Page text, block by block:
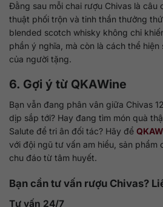
Đằng sau mỗi chai rượu Chivas là câu
thuật phối trộn và tinh thần thưởng
blended scotch whisky không chỉ
phần ý nghĩa, mà còn là cách thể
của người tặng.
6. Gợi ý từ QKAWine
Bạn vẫn đang phân vân giữa Chivas
dịp sắp tới? Hay đang tìm món quà
Salute để tri ân đối tác? Hãy để
với đội ngũ tư vấn am hiểu, sản phẩm
chu đáo từ tâm huyết.
Bạn cần tư vấn rượu Chivas?
Tư vấn 24/7